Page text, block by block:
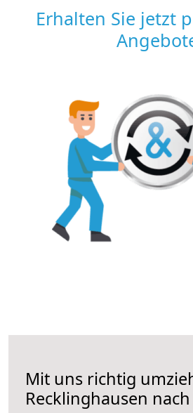
Erhalten Sie jetzt
Mit uns richtig
Recklinghausen